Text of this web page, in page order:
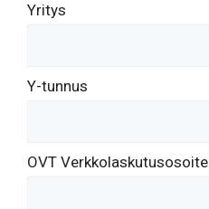
Yritys
Y-tunnus
OVT Verkkolaskutusosoite